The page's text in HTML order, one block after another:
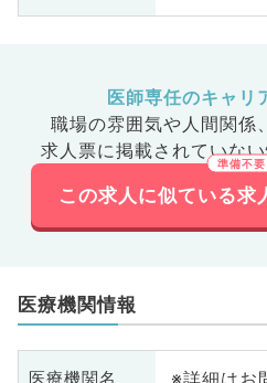
医師専任のキャリ
職場の雰囲気や人間関係、
求人票に掲載されていな
この求人に似ている求
医療機関情報
医療機関名